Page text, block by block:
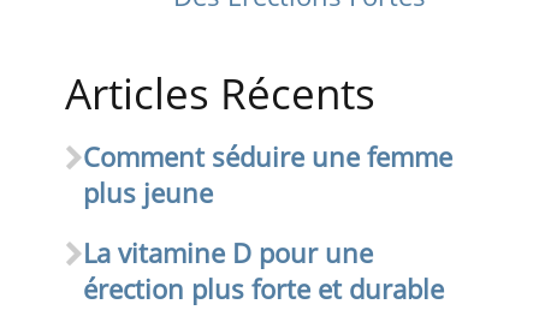
Articles Récents
Comment séduire une femme
plus jeune
La vitamine D pour une
érection plus forte et durable